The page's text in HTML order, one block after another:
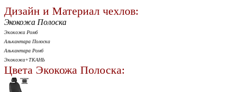
Дизайн и Материал чехлов:
Экокожа Полоска
Экокожа Ромб
Алькантара Полоска
Алькантара Ромб
Экокожа+ТКАНЬ
Цвета Экокожа Полоска: